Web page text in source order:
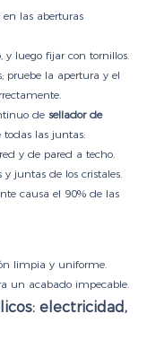
las aberturas
luego fijar con tornillos.
pruebe la apertura y el
de sellador de
las juntas:
y de pared a techo.
juntas de los cristales.
causa el 90% de las
limpia y uniforme.
un acabado impecable.
electricidad,